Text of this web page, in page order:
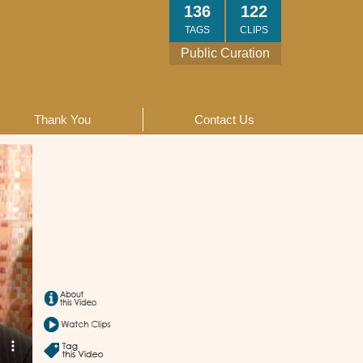
Public Curation
122
CLIPS
136
TAGS
Thank You Contact Us